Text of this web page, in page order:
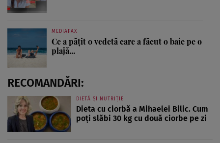
MEDIAFAX
Ce a pățit o vedetă care a făcut o baie pe o
plajă...
RECOMANDĂRI:
DIETĂ ȘI NUTRIȚIE
Dieta cu ciorbă a Mihaelei Bilic. Cum
poți slăbi 30 kg cu două ciorbe pe zi